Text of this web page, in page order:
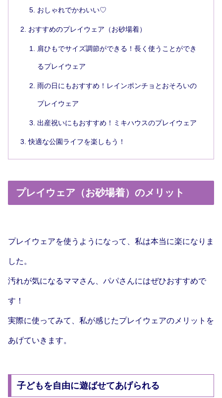
おしゃれでかわいい♡
おすすめのプレイウェア（お砂場着）
肩ひもでサイズ調節ができる！長く使うことができ
るプレイウェア
雨の日にもおすすめ！レインポンチョとおそろいの
プレイウェア
出産祝いにもおすすめ！ミキハウスのプレイウェア
快適な公園ライフを楽しもう！
プレイウェア（お砂場着）のメリット
プレイウェアを使うようになって、私は本当に楽になりま
した。
汚れが気になるママさん、パパさんにはぜひおすすめで
す！
実際に使ってみて、私が感じたプレイウェアのメリットを
あげていきます。
子どもを自由に遊ばせてあげられる